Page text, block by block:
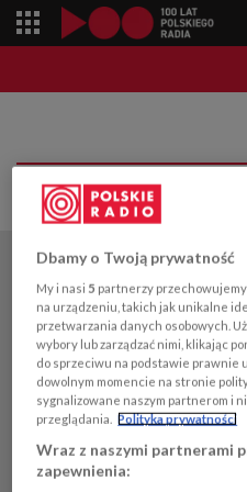
Dbamy o Twoją prywatność
My i nasi 5 partnerzy
na urządzeniu, takich jak unikalne
przetwarzania danych osobowych.
wybory lub zarządzać nimi, klikając
do sprzeciwu na podstawie prawnie
dowolnym momencie na stronie
sygnalizowane naszym partnerom i
przeglądania. Polityka prywatności
Wraz z naszymi partnerami
zapewnienia: